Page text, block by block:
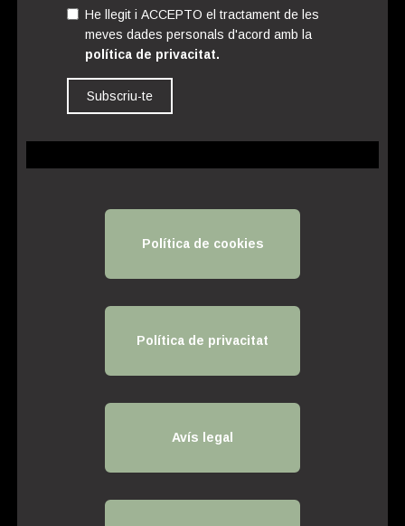
He llegit i ACCEPTO el tractament de les
meves dades personals d'acord amb la
política de privacitat.
Subscriu-te
Política de cookies
Política de privacitat
Avís legal